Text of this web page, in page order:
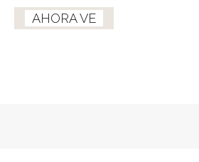
AHORA VE